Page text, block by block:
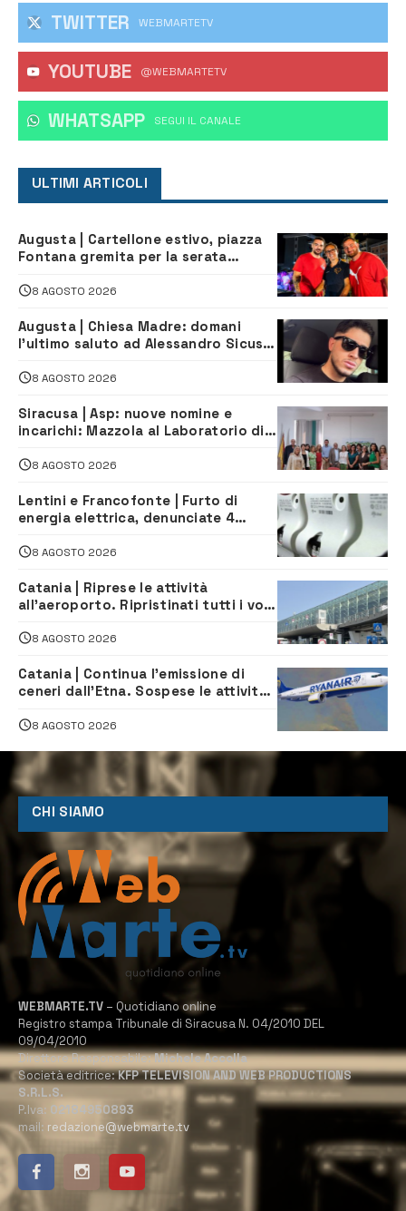
TWITTER WEBMARTETV
YOUTUBE @WEBMARTETV
WHATSAPP ‎SEGUI IL CANALE
ULTIMI ARTICOLI
Augusta | Cartellone estivo, piazza
Fontana gremita per la serata
8 AGOSTO 2026
Augusta | Chiesa Madre: domani
l’ultimo saluto ad Alessandro Sicuso,
8 AGOSTO 2026
Siracusa | Asp: nuove nomine e
incarichi: Mazzola al Laboratorio di
Servizio Legale
8 AGOSTO 2026
Lentini e Francofonte | Furto di
energia elettrica, denunciate 4
8 AGOSTO 2026
Catania | Riprese le attività
all’aeroporto. Ripristinati tutti i voli
8 AGOSTO 2026
Catania | Continua l’emissione di
ceneri dall’Etna. Sospese le attività
8 AGOSTO 2026
CHI SIAMO
WEBMARTE.TV – Quotidiano online
Registro stampa Tribunale di Siracusa N. 04/2010 DEL
09/04/2010
Direttore Responsabile:Michele Accolla
Società editrice:KFP TELEVISION AND WEB PRODUCTIONS
S.R.L.S.
P.Iva: 02184950893
mail: redazione@webmarte.tv